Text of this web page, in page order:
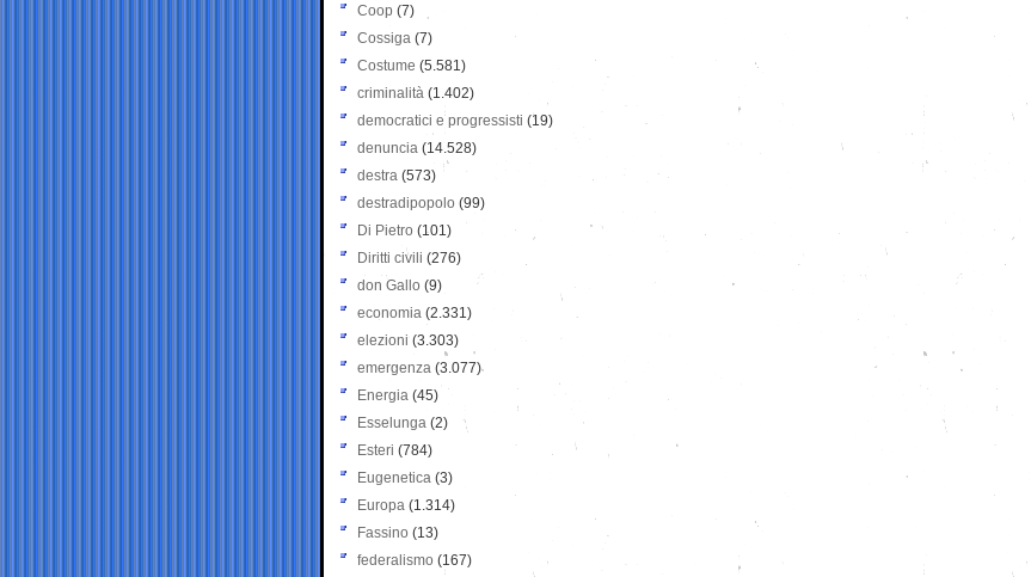
Coop (7)
Cossiga (7)
Costume (5.581)
criminalità (1.402)
democratici e progressisti (19)
denuncia (14.528)
destra (573)
destradipopolo (99)
Di Pietro (101)
Diritti civili (276)
don Gallo (9)
economia (2.331)
elezioni (3.303)
emergenza (3.077)
Energia (45)
Esselunga (2)
Esteri (784)
Eugenetica (3)
Europa (1.314)
Fassino (13)
federalismo (167)